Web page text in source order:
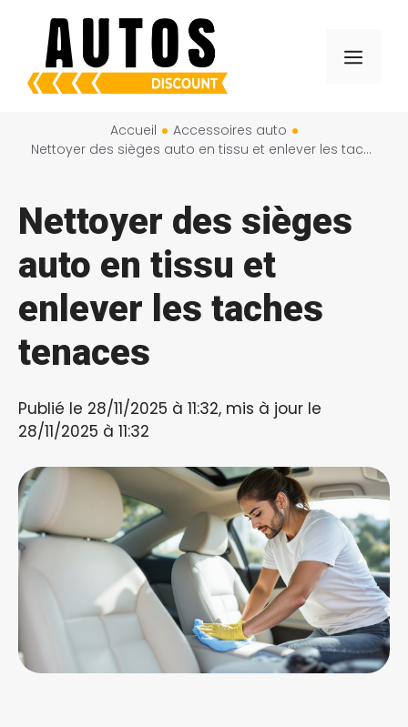
contenu
Menu
Accueil
Accessoires auto
Nettoyer des sièges auto en tissu et enlever les taches tenaces
Nettoyer des sièges
auto en tissu et
enlever les taches
tenaces
Publié le 28/11/2025 à 11:32, mis à jour le
28/11/2025 à 11:32